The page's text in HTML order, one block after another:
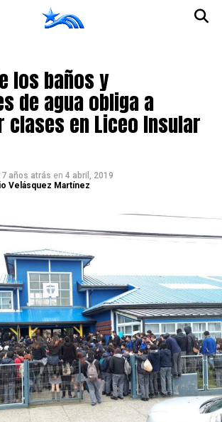
los baños y
de agua obliga a
clases en Liceo Insular
7 años atrás en 4 abril, 2019
Velásquez Martínez
Ir a la versión móvil